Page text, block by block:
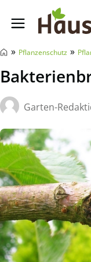
» Pflanzenschutz »
Garten-